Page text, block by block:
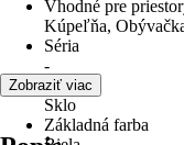
Vhodné pre
Kúpeľňa,
Séria
-
Materiál
Sklo
Základná farba
Zobraziť viac